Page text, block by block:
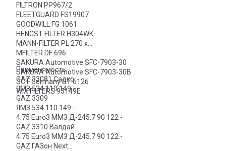
FILTRON PP967/2
FLEETGUARD FS19907
GOODWILL FG 1061
HENGST FILTER H304WK
MANN-FILTER PL 270 x
MFILTER DF 696
SAKURA Automotive SFC-7903-30
SAKURA Automotive SFC-7903-30B
SCT Germany ST 6126
WIX FILTERS 95149E
Применямость:
GAZ 33081 Садко
ЯМЗ 534 110 149 -
GAZ 3309
ЯМЗ 534 110 149 -
4.75 Euro3 MMЗ Д-245.7 90 122 -
GAZ 3310 Валдай
4.75 Euro3 MMЗ Д-245.7 90 122 -
GAZ ГАЗон Next